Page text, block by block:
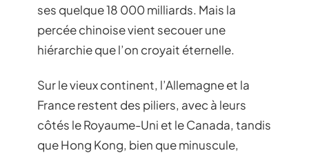
ses quelque 18 000 milliards. Mais la
percée chinoise vient secouer une
hiérarchie que l’on croyait éternelle.
Sur le vieux continent, l’Allemagne et la
France restent des piliers, avec à leurs
côtés le Royaume-Uni et le Canada, tandis
que Hong Kong, bien que minuscule,